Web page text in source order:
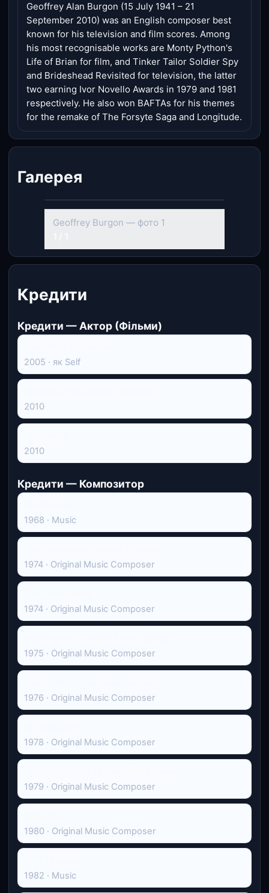
Geoffrey Alan Burgon (15 July 1941 – 21
September 2010) was an English composer best
known for his television and film scores. Among
his most recognisable works are Monty Python's
Life of Brian for film, and Tinker Tailor Soldier Spy
and Brideshead Revisited for television, the latter
two earning Ivor Novello Awards in 1979 and 1981
respectively. He also won BAFTAs for his themes
for the remake of The Forsyte Saga and Longitude.
Галерея
Geoffrey Burgon — фото 1
Кредити
Кредити — Актор (Фільми)
2005 · як Self
2010
2010
Кредити — Композитор
1968 · Music
1974 · Original Music Composer
1974 · Original Music Composer
1975 · Original Music Composer
1976 · Original Music Composer
1978 · Original Music Composer
1979 · Original Music Composer
1980 · Original Music Composer
1982 · Music